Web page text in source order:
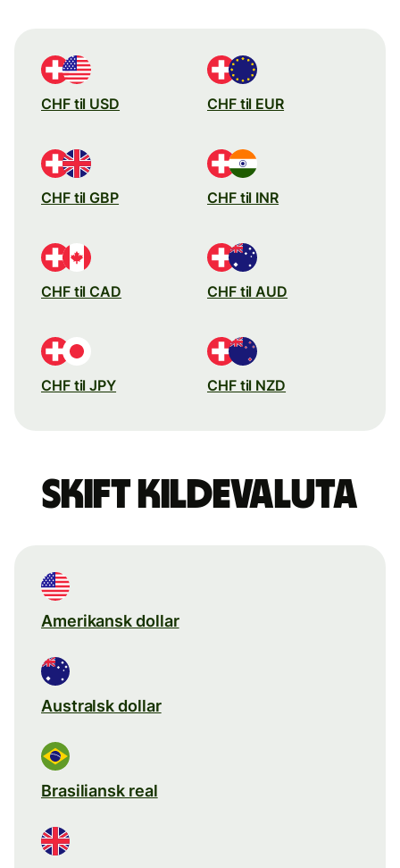
CHF til USD CHF til EUR
CHF til GBP CHF til INR
CHF til CAD CHF til AUD
CHF til JPY CHF til NZD
Skift kildevaluta
Amerikansk dollar
Australsk dollar
Brasiliansk real